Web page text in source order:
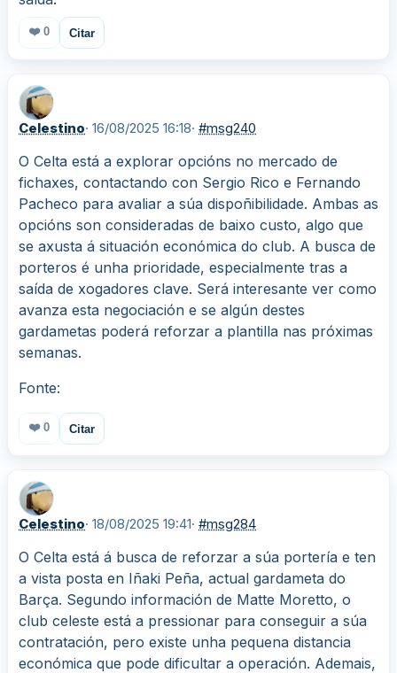
❤️ 0 Citar
Celestino· 16/08/2025 16:18· #msg240
O Celta está a explorar opcións no mercado de
fichaxes, contactando con Sergio Rico e Fernando
Pacheco para avaliar a súa dispoñibilidade. Ambas as
opcións son consideradas de baixo custo, algo que
se axusta á situación económica do club. A busca de
porteros é unha prioridade, especialmente tras a
saída de xogadores clave. Será interesante ver como
avanza esta negociación e se algún destes
gardametas poderá reforzar a plantilla nas próximas
semanas.
Fonte:
❤️ 0 Citar
Celestino· 18/08/2025 19:41· #msg284
O Celta está á busca de reforzar a súa portería e ten
a vista posta en Iñaki Peña, actual gardameta do
Barça. Segundo información de Matte Moretto, o
club celeste está a pressionar para conseguir a súa
contratación, pero existe unha pequena distancia
económica que pode dificultar a operación. Ademais,